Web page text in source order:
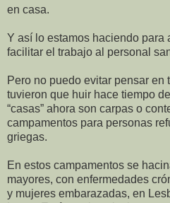
en casa.
Y así lo estamos haciendo para
facilitar el trabajo al personal
Pero no puedo evitar pensar en
tuvieron que huir hace tiempo
“casas” ahora son carpas o
campamentos para personas
griegas.
En estos campamentos se
mayores, con enfermedades
y mujeres embarazadas, en